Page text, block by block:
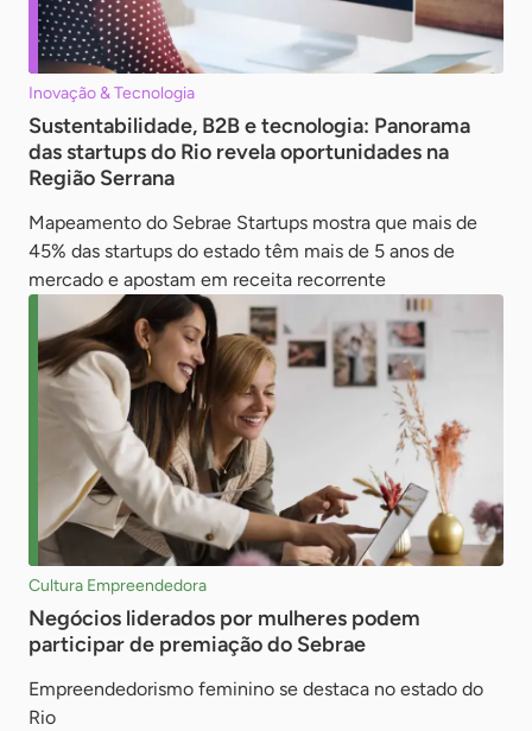
Inovação & Tecnologia
Sustentabilidade, B2B e tecnologia: Panorama
das startups do Rio revela oportunidades na
Região Serrana
Mapeamento do Sebrae Startups mostra que mais de
45% das startups do estado têm mais de 5 anos de
mercado e apostam em receita recorrente
Cultura Empreendedora
Negócios liderados por mulheres podem
participar de premiação do Sebrae
Empreendedorismo feminino se destaca no estado do
Rio